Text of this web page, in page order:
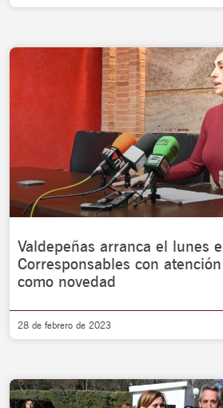
Valdepeñas arranca el lunes
Corresponsables con
como novedad
28 de febrero de 2023